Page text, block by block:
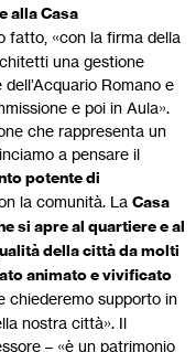
alla Casa
fatto, «con la firma della
una gestione
Romano e
e poi in Aula».
che rappresenta un
a pensare il
potente di
la comunità. La Casa
si apre al quartiere e al
della città da molti
animato e vivificato
chiederemo supporto in
nostra città». Il
– «è un patrimonio